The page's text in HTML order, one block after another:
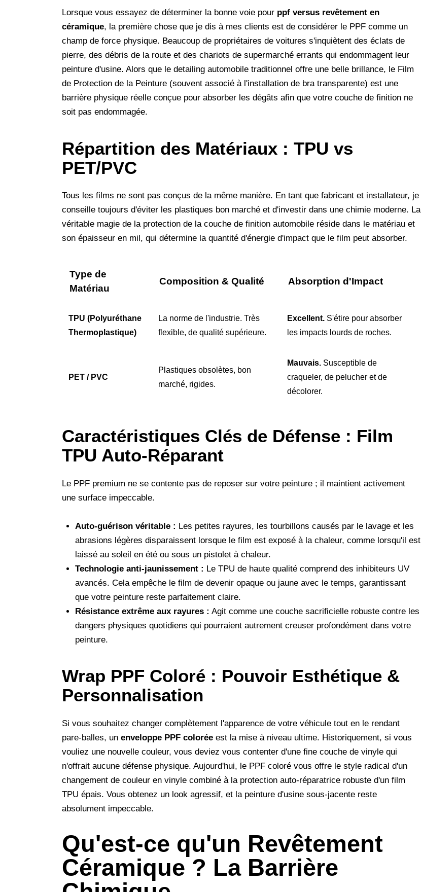
Lorsque vous essayez de déterminer la bonne voie pour ppf versus revêtement en
céramique, la première chose que je dis à mes clients est de considérer le PPF comme un
champ de force physique. Beaucoup de propriétaires de voitures s'inquiètent des éclats de
pierre, des débris de la route et des chariots de supermarché errants qui endommagent leur
peinture d'usine. Alors que le detailing automobile traditionnel offre une belle brillance, le Film
de Protection de la Peinture (souvent associé à l'installation de bra transparente) est une
barrière physique réelle conçue pour absorber les dégâts afin que votre couche de finition ne
soit pas endommagée.
Répartition des Matériaux : TPU vs
PET/PVC
Tous les films ne sont pas conçus de la même manière. En tant que fabricant et installateur, je
conseille toujours d'éviter les plastiques bon marché et d'investir dans une chimie moderne. La
véritable magie de la protection de la couche de finition automobile réside dans le matériau et
son épaisseur en mil, qui détermine la quantité d'énergie d'impact que le film peut absorber.
Type de
Matériau
Composition & Qualité Absorption d'Impact
TPU (Polyuréthane
Thermoplastique)
La norme de l'industrie. Très
flexible, de qualité supérieure.
Excellent.S'étire pour absorber
les impacts lourds de roches.
PET / PVC
Plastiques obsolètes, bon
marché, rigides.
Mauvais.Susceptible de
craqueler, de pelucher et de
décolorer.
Caractéristiques Clés de Défense : Film
TPU Auto-Réparant
Le PPF premium ne se contente pas de reposer sur votre peinture ; il maintient activement
une surface impeccable.
Auto-guérison véritable : Les petites rayures, les tourbillons causés par le lavage et les
abrasions légères disparaissent lorsque le film est exposé à la chaleur, comme lorsqu'il est
laissé au soleil en été ou sous un pistolet à chaleur.
Technologie anti-jaunissement : Le TPU de haute qualité comprend des inhibiteurs UV
avancés. Cela empêche le film de devenir opaque ou jaune avec le temps, garantissant
que votre peinture reste parfaitement claire.
Résistance extrême aux rayures : Agit comme une couche sacrificielle robuste contre les
dangers physiques quotidiens qui pourraient autrement creuser profondément dans votre
peinture.
Wrap PPF Coloré : Pouvoir Esthétique &
Personnalisation
Si vous souhaitez changer complètement l'apparence de votre véhicule tout en le rendant
pare-balles, un enveloppe PPF colorée est la mise à niveau ultime. Historiquement, si vous
vouliez une nouvelle couleur, vous deviez vous contenter d'une fine couche de vinyle qui
n'offrait aucune défense physique. Aujourd'hui, le PPF coloré vous offre le style radical d'un
changement de couleur en vinyle combiné à la protection auto-réparatrice robuste d'un film
TPU épais. Vous obtenez un look agressif, et la peinture d'usine sous-jacente reste
absolument impeccable.
Qu'est-ce qu'un Revêtement
Céramique ? La Barrière